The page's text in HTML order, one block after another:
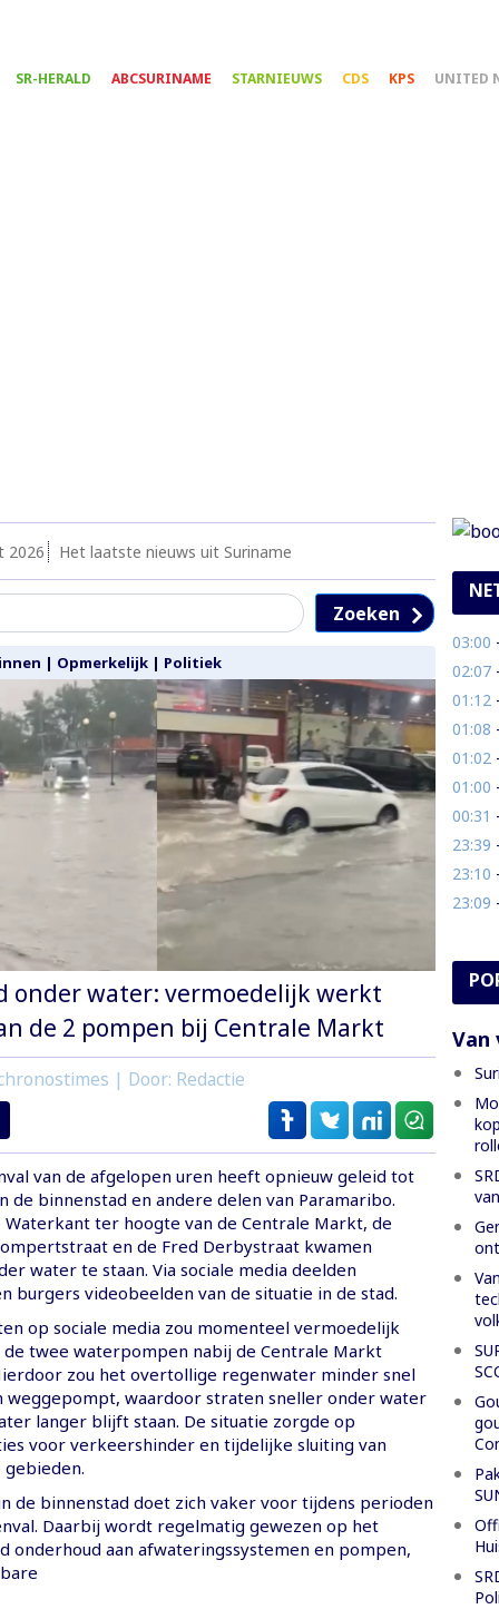
naar
SR-HERALD ABCSURINAME STARNIEUWS CDS KPS UNITED
2026 Het laatste nieuws uit Suriname
Zoeken
| Opmerkelijk| Politiek
onder water: vermoedelijk werkt
de 2 pompen bij Centrale Markt
| Door: Redactie
van de afgelopen uren heeft opnieuw geleid tot
de binnenstad en andere delen van Paramaribo.
ter hoogte van de Centrale Markt, de
en de Fred Derbystraat kwamen
water te staan. Via sociale media deelden
burgers videobeelden van de situatie in de stad.
op sociale media zou momenteel vermoedelijk
de twee waterpompen nabij de Centrale Markt
zou het overtollige regenwater minder snel
weggepompt, waardoor straten sneller onder water
langer blijft staan. De situatie zorgde op
voor verkeershinder en tijdelijke sluiting van
de binnenstad doet zich vaker voor tijdens perioden
Daarbij wordt regelmatig gewezen op het
onderhoud aan afwateringssystemen en pompen,
03:00
02:07-
01:12
01:08
01:02
01:00
00:31
23:39
23:10
23:09 -
Van